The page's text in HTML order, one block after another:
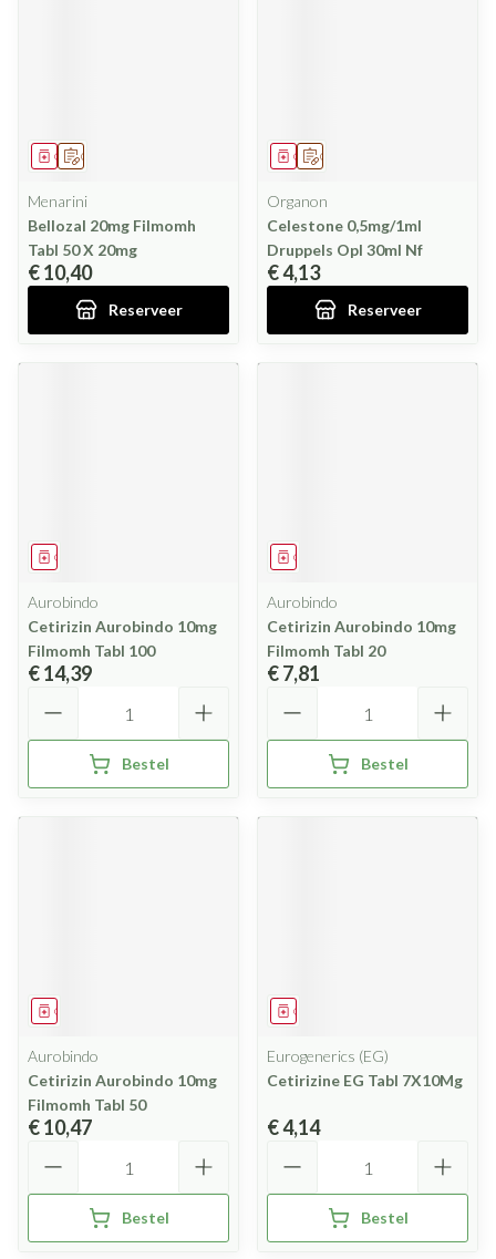
Op voorschrift
Geneesmiddel
Menarini
Bellozal 20mg Filmomh
Tabl 50 X 20mg
€ 10,40
Reserveer
Op voorschrift
Geneesmiddel
Organon
Celestone 0,5mg/1ml
Druppels Opl 30ml Nf
€ 4,13
Reserveer
Geneesmiddel
Aurobindo
Cetirizin Aurobindo 10mg
Filmomh Tabl 100
€ 14,39
Bestel
Geneesmiddel
Aurobindo
Cetirizin Aurobindo 10mg
Filmomh Tabl 20
€ 7,81
Bestel
Geneesmiddel
Aurobindo
Cetirizin Aurobindo 10mg
Filmomh Tabl 50
€ 10,47
Bestel
Geneesmiddel
Eurogenerics (EG)
Cetirizine EG Tabl 7X10Mg
€ 4,14
Bestel